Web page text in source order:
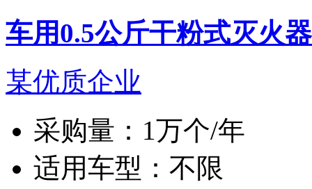
车用0.5公斤干粉式灭火器
某优质企业
采购量： 1万个/年
适用车型： 不限